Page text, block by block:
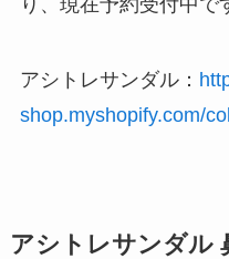
り、現在予約受付中で
アシトレサンダル：
shop.myshopify.com/
アシトレサンダル